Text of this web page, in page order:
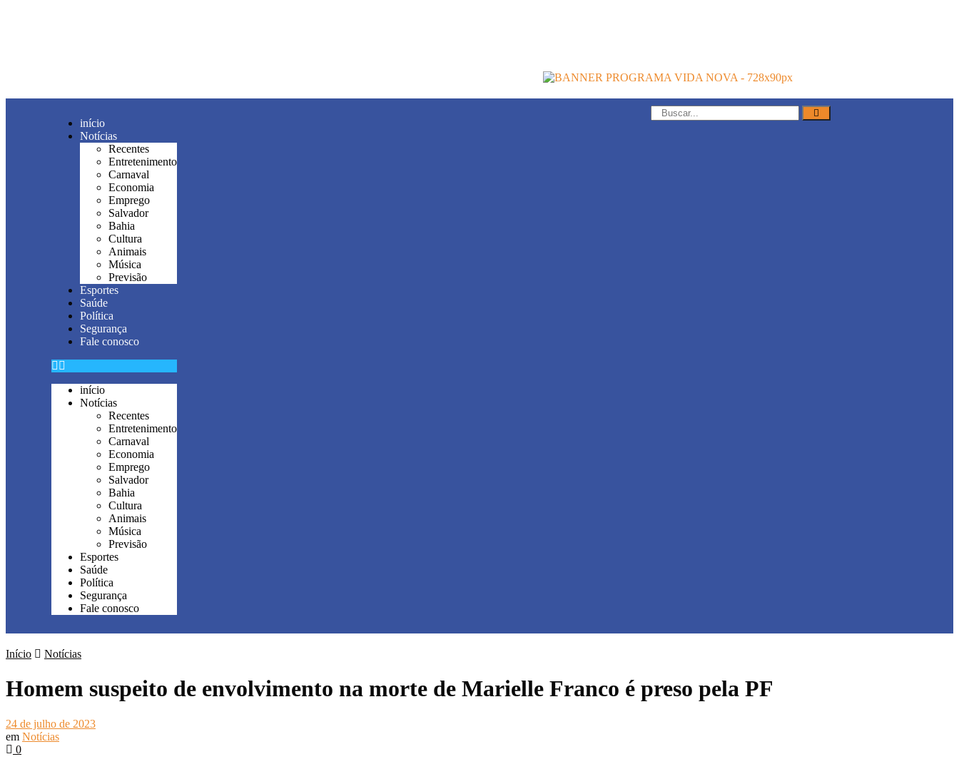
início
Notícias
Recentes
Entretenimento
Carnaval
Economia
Emprego
Salvador
Bahia
Cultura
Animais
Música
Previsão
Esportes
Saúde
Política
Segurança
Fale conosco
início
Notícias
Recentes
Entretenimento
Carnaval
Economia
Emprego
Salvador
Bahia
Cultura
Animais
Música
Previsão
Esportes
Saúde
Política
Segurança
Fale conosco
Início Notícias
Homem suspeito de envolvimento na morte de Marielle Franco é preso pela PF
24 de julho de 2023
em Notícias
0